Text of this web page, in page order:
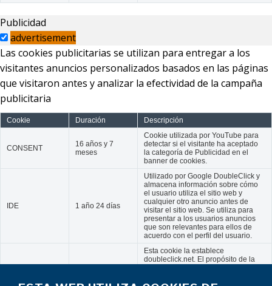
Publicidad
advertisement
Las cookies publicitarias se utilizan para entregar a los
visitantes anuncios personalizados basados en las páginas
que visitaron antes y analizar la efectividad de la campaña
publicitaria
Cookie Duración Descripción
CONSENT
16 años y 7
meses
Cookie utilizada por YouTube para
detectar si el visitante ha aceptado
la categoría de Publicidad en el
banner de cookies.
IDE 1 año 24 días
Utilizado por Google DoubleClick y
almacena información sobre cómo
el usuario utiliza el sitio web y
cualquier otro anuncio antes de
visitar el sitio web. Se utiliza para
presentar a los usuarios anuncios
que son relevantes para ellos de
acuerdo con el perfil del usuario.
Esta cookie la establece
doubleclick.net. El propósito de la